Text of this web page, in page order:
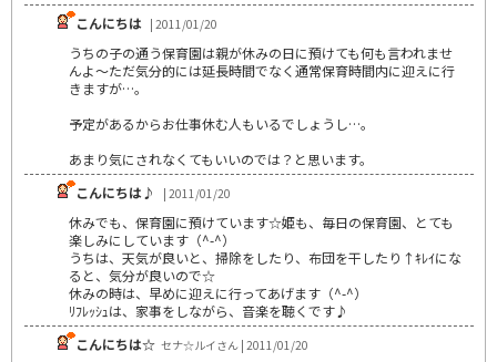
こんにちは | 2011/01/20
うちの子の通う保育園は親が休みの日に預けても何も言われませ
んよ～ただ気分的には延長時間でなく通常保育時間内に迎えに行
きますが…。
予定があるからお仕事休む人もいるでしょうし…。
あまり気にされなくてもいいのでは？と思います。
こんにちは♪
| 2011/01/20
休みでも、保育園に預けています☆姫も、毎日の保育園、とても
楽しみにしています（^-^）
うちは、天気が良いと、掃除をしたり、布団を干したり↑ｷﾚｲにな
ると、気分が良いので☆
休みの時は、早めに迎えに行ってあげます（^-^）
ﾘﾌﾚｯｼｭは、家事をしながら、音楽を聴くです♪
こんにちは☆ セナ☆ルイさん | 2011/01/20